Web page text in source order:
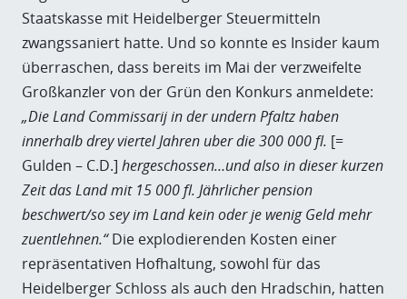
Staatskasse mit Heidelberger Steuermitteln
zwangssaniert hatte. Und so konnte es Insider kaum
überraschen, dass bereits im Mai der verzweifelte
Großkanzler von der Grün den Konkurs anmeldete:
„Die Land Commissarij in der undern Pfaltz haben
innerhalb drey viertel Jahren uber die 300 000 fl. [=
Gulden – C.D.] hergeschossen…und also in dieser kurzen
Zeit das Land mit 15 000 fl. Jährlicher pension
beschwert/so sey im Land kein oder je wenig Geld mehr
zuentlehnen.“Die explodierenden Kosten einer
repräsentativen Hofhaltung, sowohl für das
Heidelberger Schloss als auch den Hradschin, hatten